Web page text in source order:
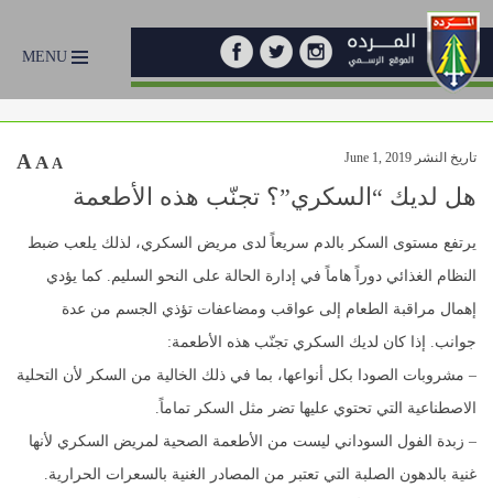
MENU
تاريخ النشر June 1, 2019 A A A
هل لديك “السكري”؟ تجنّب هذه الأطعمة
يرتفع مستوى السكر بالدم سريعاً لدى مريض السكري، لذلك يلعب ضبط
النظام الغذائي دوراً هاماً في إدارة الحالة على النحو السليم. كما يؤدي
إهمال مراقبة الطعام إلى عواقب ومضاعفات تؤذي الجسم من عدة
جوانب. إذا كان لديك السكري تجنّب هذه الأطعمة:
– مشروبات الصودا بكل أنواعها، بما في ذلك الخالية من السكر لأن التحلية
الاصطناعية التي تحتوي عليها تضر مثل السكر تماماً.
– زبدة الفول السوداني ليست من الأطعمة الصحية لمريض السكري لأنها
غنية بالدهون الصلبة التي تعتبر من المصادر الغنية بالسعرات الحرارية.